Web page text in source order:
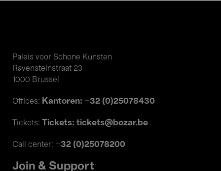
Paleis voor Schone Kunsten
Ravensteinstraat 23
1000 Brussel
Offices: Kantoren: +32 (0)25078430
Tickets: Tickets: tickets@bozar.be
Call center: +32 (0)25078200
Join & Support